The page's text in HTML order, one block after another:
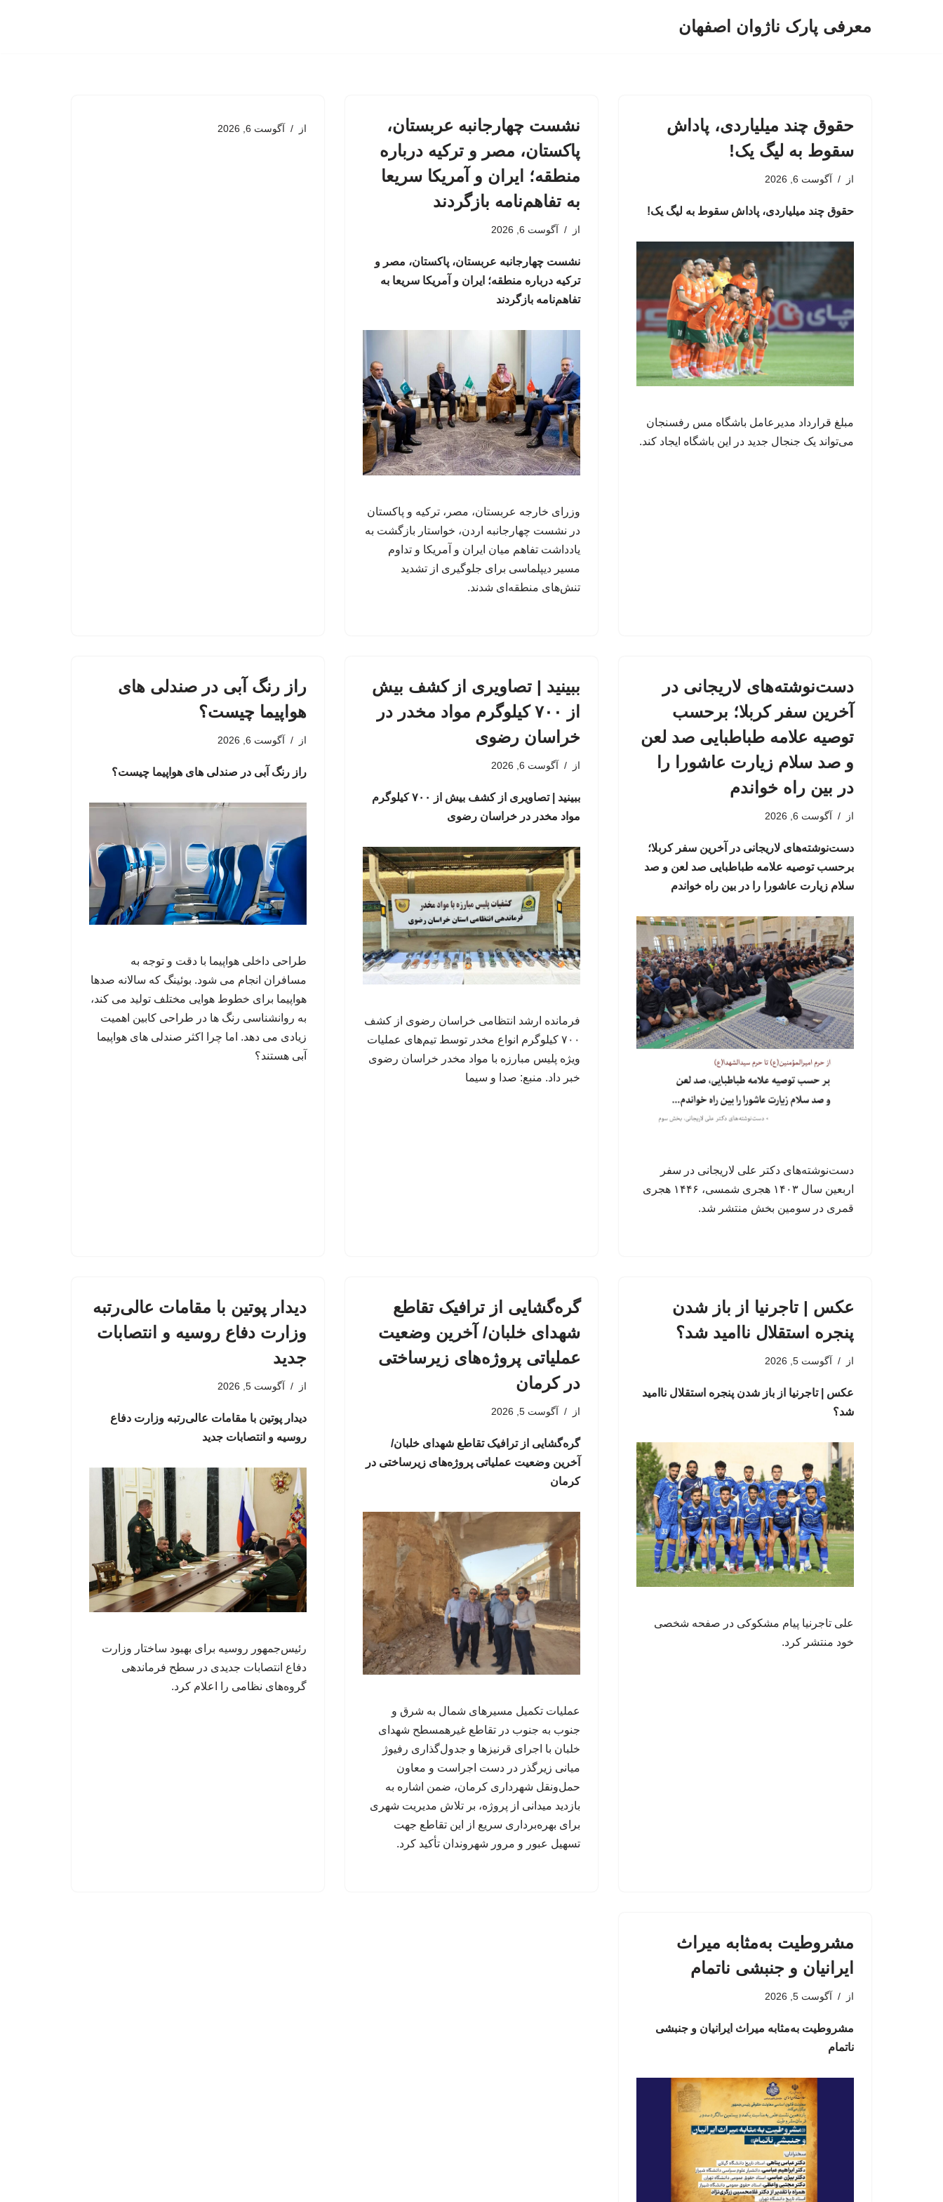
معرفی پارک ناژوان اصفهان
حقوق چند میلیاردی، پاداش
سقوط به لیگ یک!
از آگوست 6, 2026
حقوق چند میلیاردی، پاداش سقوط به لیگ یک!
مبلغ قرارداد مدیرعامل باشگاه مس رفسنجان
می‌تواند یک جنجال جدید در این باشگاه ایجاد کند.
نشست چهارجانبه عربستان،
پاکستان، مصر و ترکیه درباره
منطقه؛ ایران و آمریکا سریعا
به تفاهم‌نامه بازگردند
از آگوست 6, 2026
نشست چهارجانبه عربستان، پاکستان، مصر و
ترکیه درباره منطقه؛ ایران و آمریکا سریعا به
تفاهم‌نامه بازگردند
وزرای خارجه عربستان، مصر، ترکیه و پاکستان
در نشست چهارجانبه اردن، خواستار بازگشت به
یادداشت تفاهم میان ایران و آمریکا و تداوم
مسیر دیپلماسی برای جلوگیری از تشدید
تنش‌های منطقه‌ای شدند.
از آگوست 6, 2026
دست‌نوشته‌های لاریجانی در
آخرین سفر کربلا؛ برحسب
توصیه علامه طباطبایی صد لعن
و صد سلام زیارت عاشورا را
در بین راه خواندم
از آگوست 6, 2026
دست‌نوشته‌های لاریجانی در آخرین سفر کربلا؛
برحسب توصیه علامه طباطبایی صد لعن و صد
سلام زیارت عاشورا را در بین راه خواندم
دست‌نوشته‌های دکتر علی لاریجانی در سفر
اربعین سال ۱۴۰۳ هجری شمسی، ۱۴۴۶ هجری
قمری در سومین بخش منتشر شد.
ببینید | تصاویری از کشف بیش
از ۷۰۰ کیلوگرم مواد مخدر در
خراسان رضوی
از آگوست 6, 2026
ببینید | تصاویری از کشف بیش از ۷۰۰ کیلوگرم
مواد مخدر در خراسان رضوی
فرمانده ارشد انتظامی خراسان رضوی از کشف
۷۰۰ کیلوگرم انواع مخدر توسط تیم‌های عملیات
ویژه پلیس مبارزه با مواد مخدر خراسان رضوی
خبر داد. منبع: صدا و سیما
راز رنگ آبی در صندلی های
هواپیما چیست؟
از آگوست 6, 2026
راز رنگ آبی در صندلی های هواپیما چیست؟
طراحی داخلی هواپیما با دقت و توجه به
مسافران انجام می شود. بوئینگ که سالانه صدها
هواپیما برای خطوط هوایی مختلف تولید می کند،
به روانشناسی رنگ ها در طراحی کابین اهمیت
زیادی می دهد. اما چرا اکثر صندلی های هواپیما
آبی هستند؟
عکس | تاجرنیا از باز شدن
پنجره استقلال ناامید شد؟
از آگوست 5, 2026
عکس | تاجرنیا از باز شدن پنجره استقلال ناامید
شد؟
علی تاجرنیا پیام مشکوکی در صفحه شخصی
خود منتشر کرد.
گره‌گشایی از ترافیک تقاطع
شهدای خلبان/ آخرین وضعیت
عملیاتی پروژه‌های زیرساختی
در کرمان
از آگوست 5, 2026
گره‌گشایی از ترافیک تقاطع شهدای خلبان/
آخرین وضعیت عملیاتی پروژه‌های زیرساختی در
کرمان
عملیات تکمیل مسیرهای شمال به شرق و
جنوب به جنوب در تقاطع غیرهمسطح شهدای
خلبان با اجرای قرنیزها و جدول‌گذاری رفیوژ
میانی زیرگذر در دست اجراست و معاون
حمل‌ونقل شهرداری کرمان، ضمن اشاره به
بازدید میدانی از پروژه، بر تلاش مدیریت شهری
برای بهره‌برداری سریع از این تقاطع جهت
تسهیل عبور و مرور شهروندان تأکید کرد.
دیدار پوتین با مقامات عالی‌رتبه
وزارت دفاع روسیه و انتصابات
جدید
از آگوست 5, 2026
دیدار پوتین با مقامات عالی‌رتبه وزارت دفاع
روسیه و انتصابات جدید
رئیس‌جمهور روسیه برای بهبود ساختار وزارت
دفاع انتصابات جدیدی در سطح فرماندهی
گروه‌های نظامی را اعلام کرد.
مشروطیت به‌مثابه میراث
ایرانیان و جنبشی ناتمام
از آگوست 5, 2026
مشروطیت به‌مثابه میراث ایرانیان و جنبشی
ناتمام